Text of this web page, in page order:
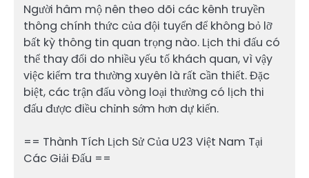
Người hâm mộ nên theo dõi các kênh truyền
thông chính thức của đội tuyển để không bỏ lỡ
bất kỳ thông tin quan trọng nào. Lịch thi đấu có
thể thay đổi do nhiều yếu tố khách quan, vì vậy
việc kiểm tra thường xuyên là rất cần thiết. Đặc
biệt, các trận đấu vòng loại thường có lịch thi
đấu được điều chỉnh sớm hơn dự kiến.
== Thành Tích Lịch Sử Của U23 Việt Nam Tại
Các Giải Đấu ==